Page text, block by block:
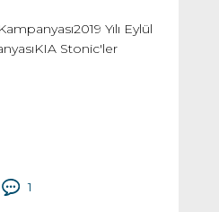
Yılı Eylül
Stonic'ler
1